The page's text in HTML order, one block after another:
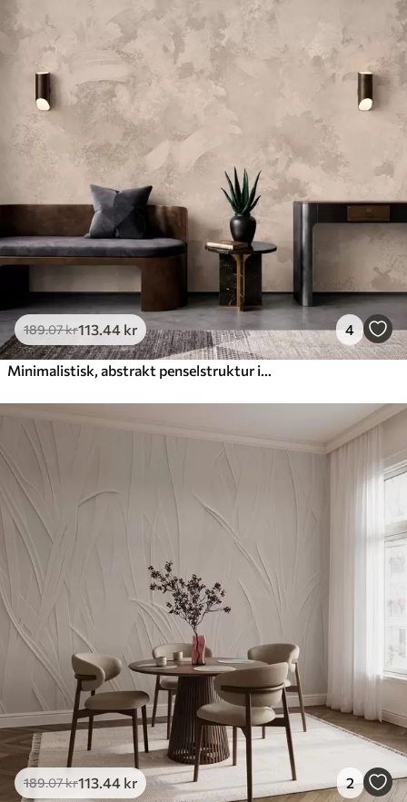
189.07kr113.44 kr 4
Minimalistisk, abstrakt penselstruktur i beige nuancer
189.07kr113.44 kr 2